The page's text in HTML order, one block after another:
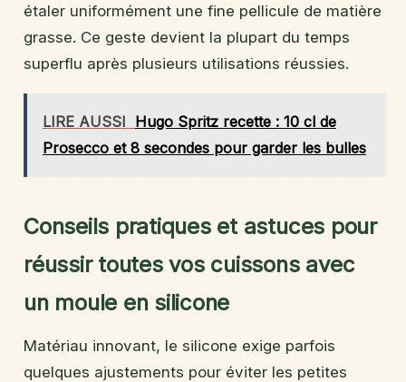
étaler uniformément une fine pellicule de matière
grasse. Ce geste devient la plupart du temps
superflu après plusieurs utilisations réussies.
LIRE AUSSI Hugo Spritz recette : 10 cl de
Prosecco et 8 secondes pour garder les bulles
Conseils pratiques et astuces pour
réussir toutes vos cuissons avec
un moule en silicone
Matériau innovant, le silicone exige parfois
quelques ajustements pour éviter les petites